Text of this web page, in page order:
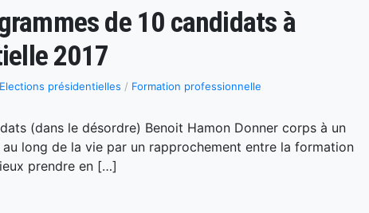
de 10 candidats à
2017
Elections présidentielles / Formation professionnelle
(dans le désordre) Benoit Hamon Donner corps à un
long de la vie par un rapprochement entre la formation
prendre en […]